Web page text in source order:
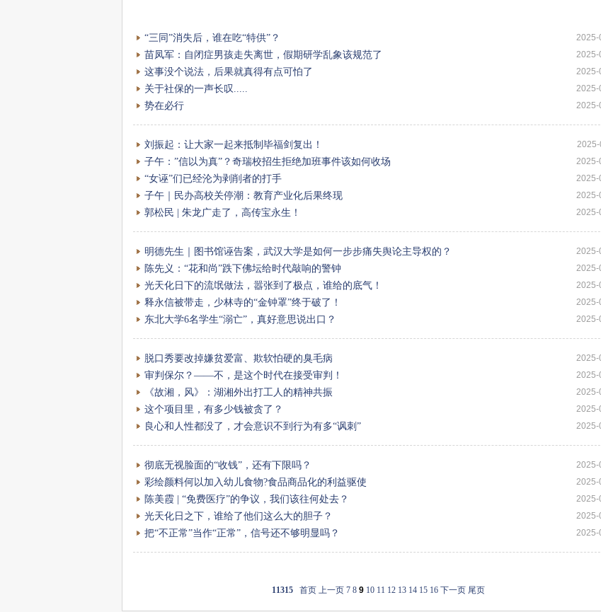
2025-
“三同”消失后，谁在吃“特供”？
2025-
苗凤军：自闭症男孩走失离世，假期研学乱象该规范了
2025-
这事没个说法，后果就真得有点可怕了
2025-
关于社保的一声长叹.....
2025-
势在必行
2025-
刘振起：让大家一起来抵制毕福剑复出！
2025-
子午：”信以为真”？奇瑞校招生拒绝加班事件该如何收场
2025-
“女诬”们已经沦为剥削者的打手
2025-
子午｜民办高校关停潮：教育产业化后果终现
2025-
郭松民 | 朱龙广走了，高传宝永生！
2025-
明德先生｜图书馆诬告案，武汉大学是如何一步步痛失舆论主导权的？
2025-
陈先义：“花和尚”跌下佛坛给时代敲响的警钟
2025-
光天化日下的流氓做法，嚣张到了极点，谁给的底气！
2025-
释永信被带走，少林寺的“金钟罩”终于破了！
2025-
东北大学6名学生“溺亡”，真好意思说出口？
2025-
脱口秀要改掉嫌贫爱富、欺软怕硬的臭毛病
2025-
审判保尔？——不，是这个时代在接受审判！
2025-
《故湘，风》：湖湘外出打工人的精神共振
2025-
这个项目里，有多少钱被贪了？
2025-
良心和人性都没了，才会意识不到行为有多“讽刺”
2025-
彻底无视脸面的“收钱”，还有下限吗？
2025-
彩绘颜料何以加入幼儿食物?食品商品化的利益驱使
2025-
陈美霞 | “免费医疗”的争议，我们该往何处去？
2025-
光天化日之下，谁给了他们这么大的胆子？
2025-
把“不正常”当作“正常”，信号还不够明显吗？
11315 首页 上一页 7 8 9 10 11 12 13 14 15 16 下一页 尾页